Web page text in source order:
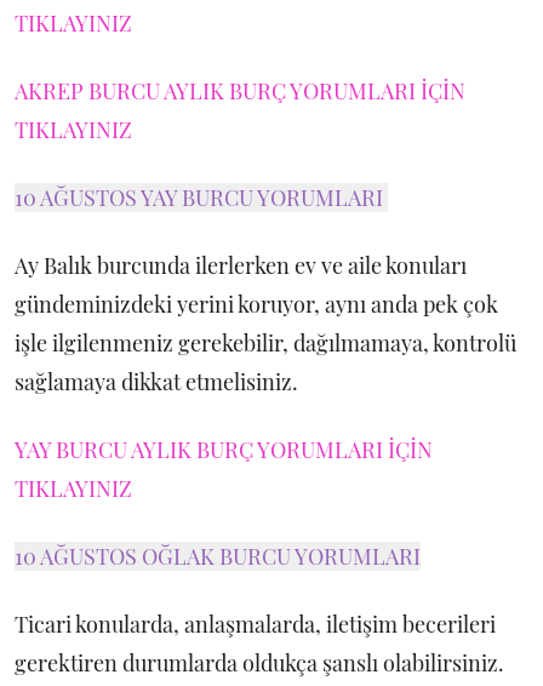
TIKLAYINIZ
AKREP BURCU AYLIK BURÇ YORUMLARI İÇİN
TIKLAYINIZ
10 AĞUSTOS YAY BURCU YORUMLARI
Ay Balık burcunda ilerlerken ev ve aile konuları
gündeminizdeki yerini koruyor, aynı anda pek çok
işle ilgilenmeniz gerekebilir, dağılmamaya, kontrolü
sağlamaya dikkat etmelisiniz.
YAY BURCU AYLIK BURÇ YORUMLARI İÇİN
TIKLAYINIZ
10 AĞUSTOS OĞLAK BURCU YORUMLARI
Ticari konularda, anlaşmalarda, iletişim becerileri
gerektiren durumlarda oldukça şanslı olabilirsiniz.